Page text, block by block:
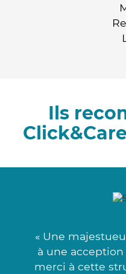
Ils
« Une
à une
merci à cette